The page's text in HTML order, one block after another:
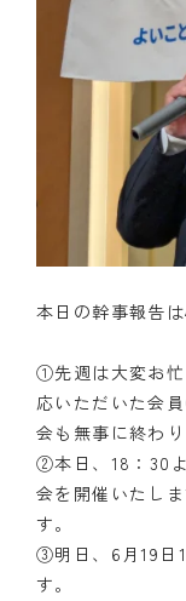
本日の幹事報告は
①先週は大変お
応いただいた会
会も無事に終わり
②本日、18：30
会を開催いたし
す。
③明日、6月19日
す。